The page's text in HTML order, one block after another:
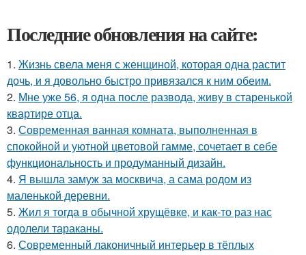
Последние обновления на сайте:
1. Жизнь свела меня с женщиной, которая одна растит
дочь, и я довольно быстро привязался к ним обеим.
2. Мне уже 56, я одна после развода, живу в старенькой
квартире отца.
3. Современная ванная комната, выполненная в
спокойной и уютной цветовой гамме, сочетает в себе
функциональность и продуманный дизайн.
4. Я вышла замуж за москвича, а сама родом из
маленькой деревни.
5. Жил я тогда в обычной хрущёвке, и как-то раз нас
одолели тараканы.
6. Современный лаконичный интерьер в тёплых